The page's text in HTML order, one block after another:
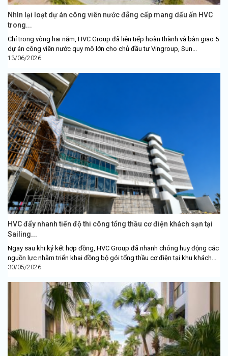
Nhìn lại loạt dự án công viên nước đẳng cấp mang dấu ấn HVC
trong...
Chỉ trong vòng hai năm, HVC Group đã liên tiếp hoàn thành và bàn giao 5
dự án công viên nước quy mô lớn cho chủ đầu tư Vingroup, Sun...
13/06/2026
HVC đẩy nhanh tiến độ thi công tổng thầu cơ điện khách sạn tại
Sailing...
Ngay sau khi ký kết hợp đồng, HVC Group đã nhanh chóng huy động các
nguồn lực nhằm triển khai đồng bộ gói tổng thầu cơ điện tại khu khách...
30/05/2026